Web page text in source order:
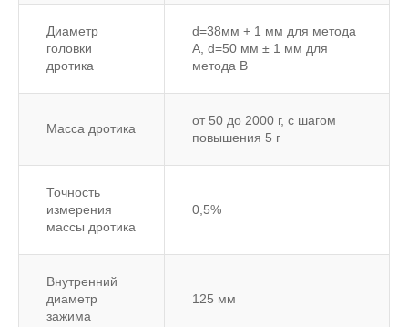
Диаметр
головки
дротика
d=38мм + 1 мм для метода
А, d=50 мм ± 1 мм для
метода B
Масса дротика
от 50 до 2000 г, с шагом
повышения 5 г
Точность
измерения
массы дротика
0,5%
Внутренний
диаметр
зажима
125 мм